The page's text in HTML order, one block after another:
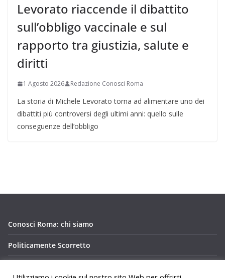
Levorato riaccende il dibattito
sull’obbligo vaccinale e sul
rapporto tra giustizia, salute e
diritti
1 Agosto 2026 Redazione Conosci Roma
La storia di Michele Levorato torna ad alimentare uno dei
dibattiti più controversi degli ultimi anni: quello sulle
conseguenze dell’obbligo
Conosci Roma: chi siamo
Politicamente Scorretto